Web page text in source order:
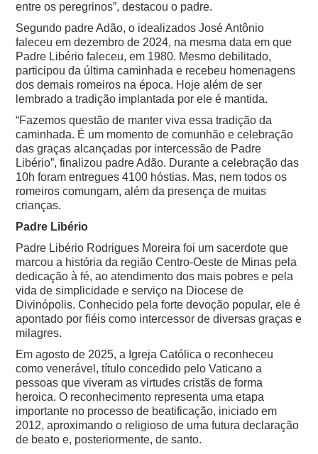
entre os peregrinos”, destacou o padre.
Segundo padre Adão, o idealizados José Antônio
faleceu em dezembro de 2024, na mesma data em que
Padre Libério faleceu, em 1980. Mesmo debilitado,
participou da última caminhada e recebeu homenagens
dos demais romeiros na época. Hoje além de ser
lembrado a tradição implantada por ele é mantida.
“Fazemos questão de manter viva essa tradição da
caminhada. É um momento de comunhão e celebração
das graças alcançadas por intercessão de Padre
Libério”, finalizou padre Adão. Durante a celebração das
10h foram entregues 4100 hóstias. Mas, nem todos os
romeiros comungam, além da presença de muitas
crianças.
Padre Libério
Padre Libério Rodrigues Moreira foi um sacerdote que
marcou a história da região Centro-Oeste de Minas pela
dedicação à fé, ao atendimento dos mais pobres e pela
vida de simplicidade e serviço na Diocese de
Divinópolis. Conhecido pela forte devoção popular, ele é
apontado por fiéis como intercessor de diversas graças e
milagres.
Em agosto de 2025, a Igreja Católica o reconheceu
como venerável, título concedido pelo Vaticano a
pessoas que viveram as virtudes cristãs de forma
heroica. O reconhecimento representa uma etapa
importante no processo de beatificação, iniciado em
2012, aproximando o religioso de uma futura declaração
de beato e, posteriormente, de santo.